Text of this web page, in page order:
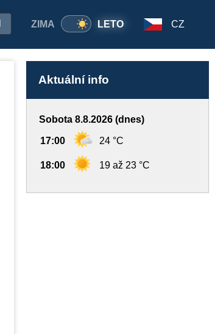
ZIMA LETO CZ
Aktuální info
Sobota 8.8.2026 (dnes)
17:00 24 °C
18:00 19 až 23 °C